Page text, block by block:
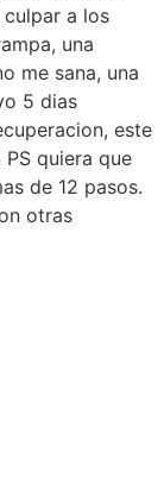
a los
una
me sana, una
5 dias
este
quiera que
de 12 pasos.
otras